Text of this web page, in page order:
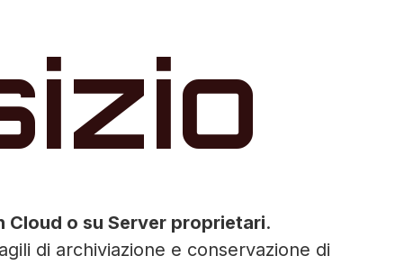
Cloud o su Server proprietari.
di archiviazione e conservazione di